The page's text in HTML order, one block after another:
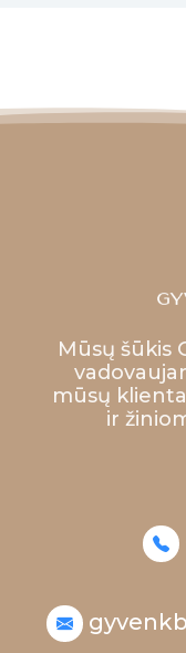
Mūsų šūkis
mūsų
ir